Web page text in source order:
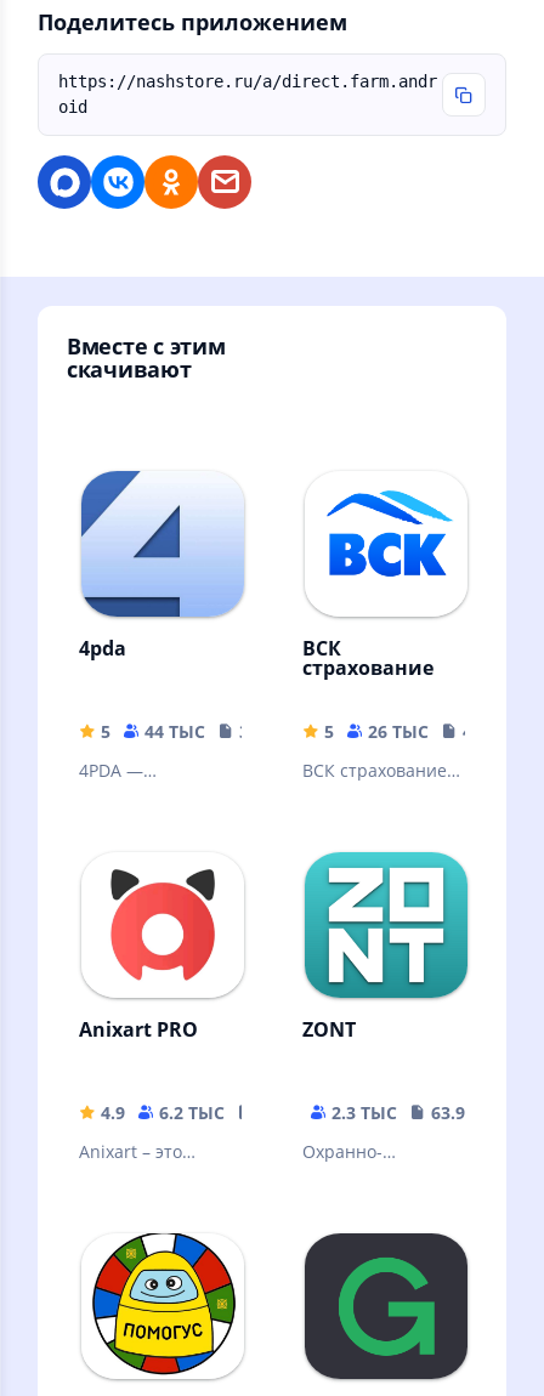
Поделитесь приложением
https://nashstore.ru/a/direct.farm.andr
oid
Вместе с этим
скачивают
4pda
5 44 ТЫС
3.01 MB
4PDA —
мобильных
устройствах в
рунете
ВСК
страхование
5 26 ТЫС
467.29
ВСК страхование
действующих и
новых клиентов.
Anixart PRO
4.9 6.2 ТЫС
13.01 MB
Anixart – это
которое поможет
вам смотреть
аниме везде!
ZONT
2.3 ТЫС
63.98 MB
Охранно-